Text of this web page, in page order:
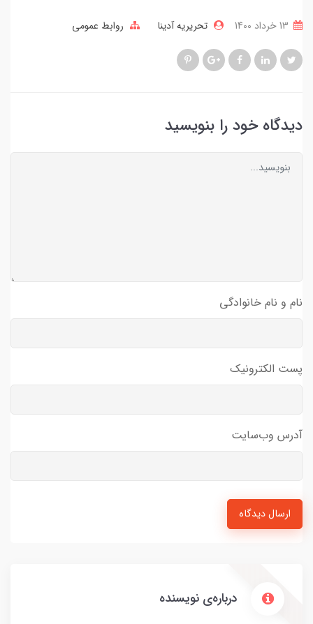
تحریریه آدینا روابط عمومی
دیدگاه خود را بنویسید
نام و نام خانوادگی
پست الکترونیک
آدرس وب‌سایت
ارسال دیدگاه
درباره‌ی نویسنده